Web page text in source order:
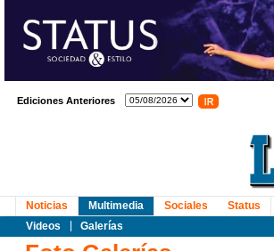
Ediciones Anteriores
Noticias
Multimedia
Videos
Galerías
Sociales Status